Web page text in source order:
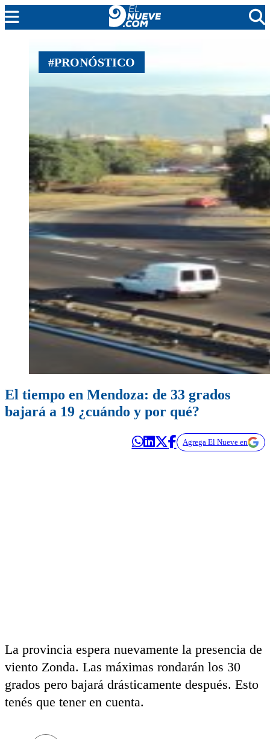
MENDOZA
CADA DÍA
ARGENTINA
EL NUEVE STREAMS
PROGRAMACIÓN
EN VIVO
#PRONÓSTICO
El tiempo en Mendoza: de 33 grados
bajará a 19 ¿cuándo y por qué?
Agrega El Nueve en
La provincia espera nuevamente la presencia de
viento Zonda. Las máximas rondarán los 30
grados pero bajará drásticamente después. Esto
tenés que tener en cuenta.